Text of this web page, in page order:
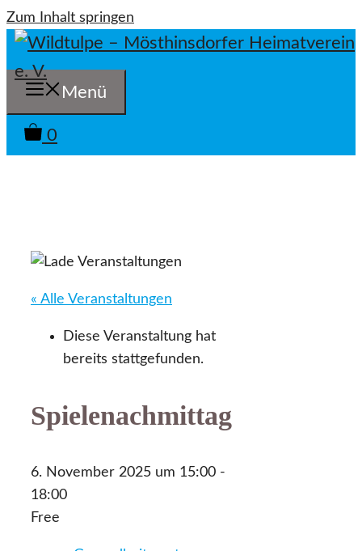
Zum Inhalt springen
Menü
0
« Alle Veranstaltungen
Diese Veranstaltung hat
bereits stattgefunden.
Spielenachmittag
6. November 2025 um 15:00 -
18:00
Free